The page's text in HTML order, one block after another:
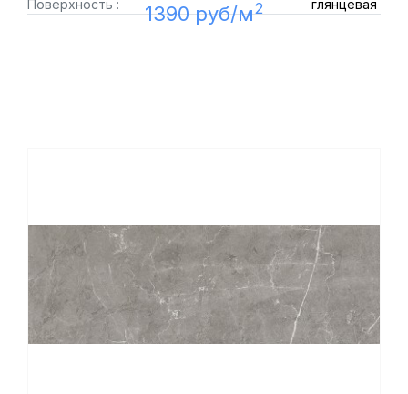
Поверхность :
глянцевая
1390 руб/м2